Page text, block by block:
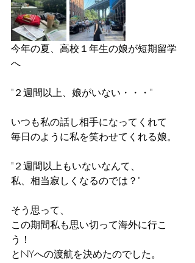
今年の夏、高校１年生の娘が短期留学
へ
"２週間以上、娘がいない・・・"
いつも私の話し相手になってくれて
毎日のように私を笑わせてくれる娘。
"２週間以上もいないなんて、
私、相当寂しくなるのでは？"
そう思って、
この期間私も思い切って海外に行こ
う！
とNYへの渡航を決めたのでした。